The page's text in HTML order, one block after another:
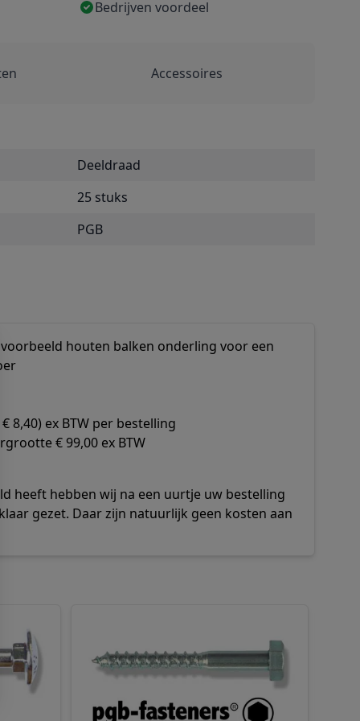
Bedrijven voordeel
Accessoires
Deeldraad
25 stuks
PGB
houten balken onderling voor een
8,40) ex BTW per bestelling
€ 99,00 ex BTW
heeft hebben wij na een uurtje uw bestelling
gezet. Daar zijn natuurlijk geen kosten aan
naar de carrouselnavigatie gaan met de overslaan